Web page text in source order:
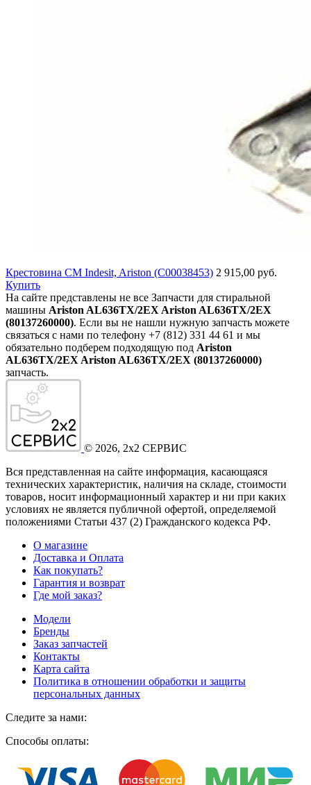
Крестовина СМ Indesit, Ariston (C00038453) 2 915,00 руб.
Купить
На сайте представлены не все Запчасти для стиральной
машины Ariston AL636TX/2EX Ariston AL636TX/2EX
(80137260000). Если вы не нашли нужную запчасть можете
связаться с нами по телефону +7 (812) 331 44 61 и мы
обязательно подберем подходящую под Ariston
AL636TX/2EX Ariston AL636TX/2EX (80137260000)
запчасть.
© 2026, 2x2 СЕРВИС
Вся представленная на сайте информация, касающаяся
технических характеристик, наличия на складе, стоимости
товаров, носит информационный характер и ни при каких
условиях не является публичной офертой, определяемой
положениями Статьи 437 (2) Гражданского кодекса РФ.
О магазине
Доставка и Оплата
Как покупать?
Гарантия и возврат
Где мой заказ?
Модели
Бренды
Заказ запчастей
Контакты
Карта сайта
Политика в отношении обработки и защиты
персональных данных
Следите за нами:
Способы оплаты: